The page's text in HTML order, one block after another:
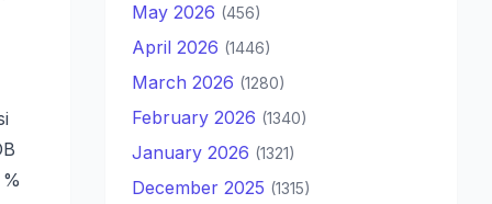
May 2026 (456)
April 2026 (1446)
March 2026 (1280)
February 2026 (1340)
January 2026 (1321)
December 2025 (1315)